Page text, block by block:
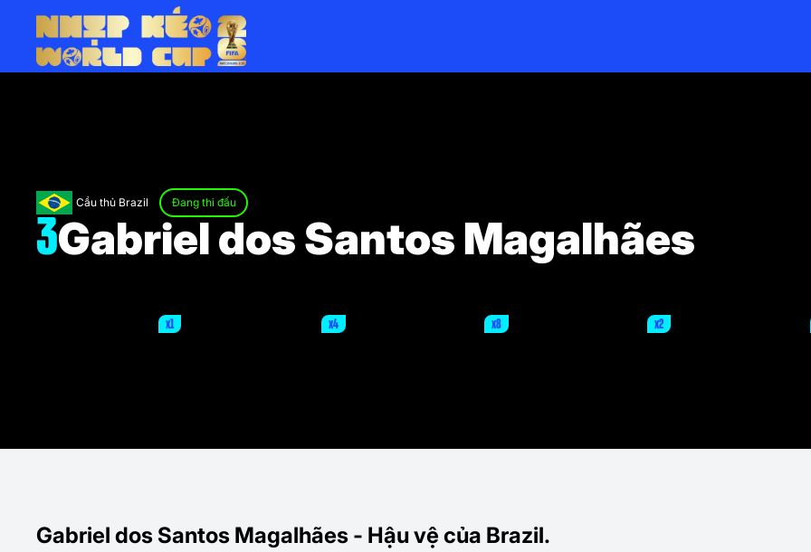
Cầu thủ Brazil Đang thi đấu
3Gabriel dos Santos Magalhães
x1 x4 x8 x2
Gabriel dos Santos Magalhães - Hậu vệ của Brazil.